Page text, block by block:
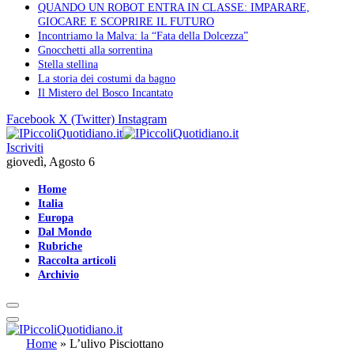
QUANDO UN ROBOT ENTRA IN CLASSE: IMPARARE,
GIOCARE E SCOPRIRE IL FUTURO
Incontriamo la Malva: la “Fata della Dolcezza”
Gnocchetti alla sorrentina
Stella stellina
La storia dei costumi da bagno
Il Mistero del Bosco Incantato
Facebook X (Twitter) Instagram
Iscriviti
giovedì, Agosto 6
Home
Italia
Europa
Dal Mondo
Rubriche
Raccolta articoli
Archivio
Home » L’ulivo Pisciottano